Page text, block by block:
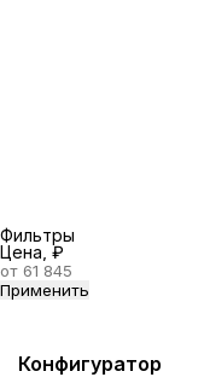
Фильтры
Цена, ₽
Применить
Конфигуратор